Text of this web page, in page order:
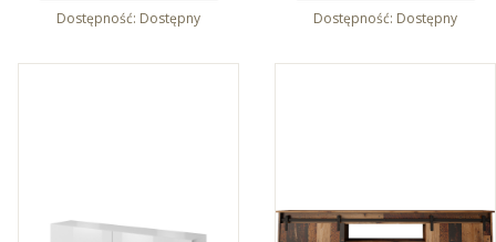
Dostępność: Dostępny Dostępność: Dostępny